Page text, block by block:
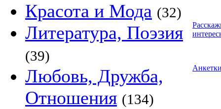
Красота и Мода (32)
Литература, Поэзия
(39)
Любовь, Дружба,
Отношения (134)